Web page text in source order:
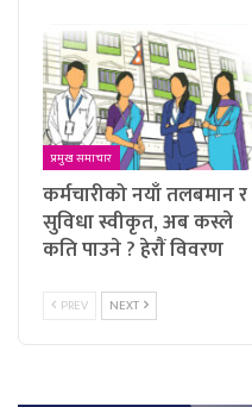
प्रमुख समाचार
कर्मचारीको नयाँ तलबमान र
सुविधा स्वीकृत, अब कस्ले
कति पाउने ? हेराैं विवरण
PREV NEXT